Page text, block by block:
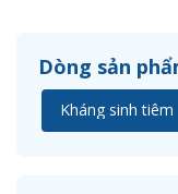
Dòng sản